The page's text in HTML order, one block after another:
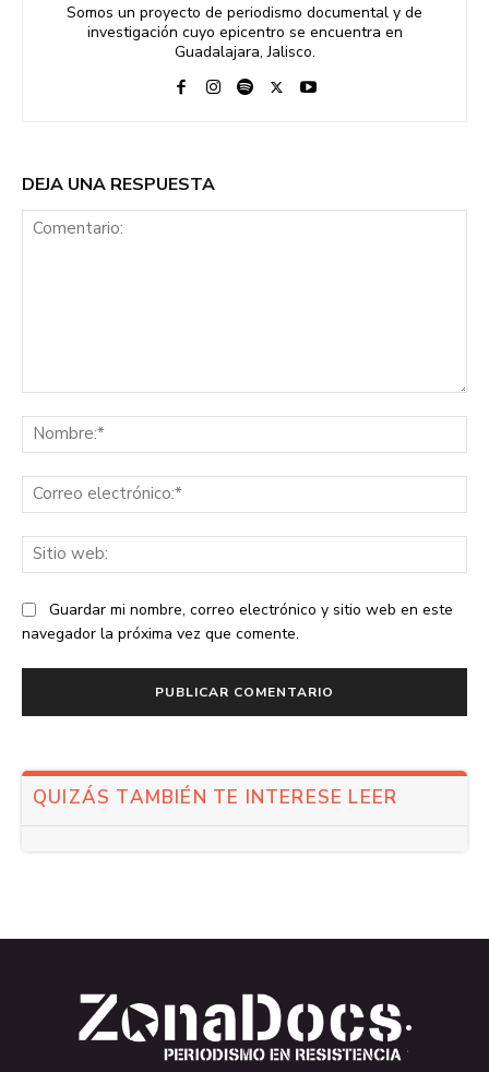
Somos un proyecto de periodismo documental y de
investigación cuyo epicentro se encuentra en
Guadalajara, Jalisco.
DEJA UNA RESPUESTA
Guardar mi nombre, correo electrónico y sitio web en este
navegador la próxima vez que comente.
QUIZÁS TAMBIÉN TE INTERESE LEER
.
.